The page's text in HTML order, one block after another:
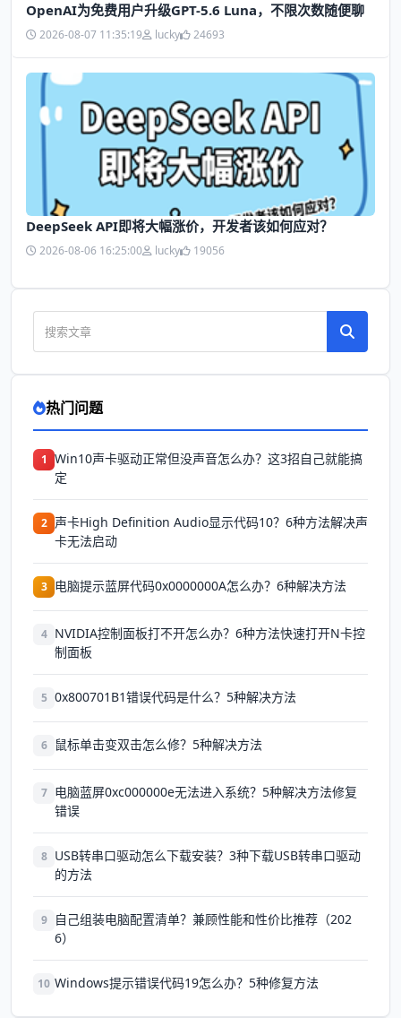
OpenAI为免费用户升级GPT-5.6 Luna，不限次数随便聊
2026-08-07 11:35:19 lucky 24693
DeepSeek API即将大幅涨价，开发者该如何应对？
2026-08-06 16:25:00 lucky 19056
热门问题
1 Win10声卡驱动正常但没声音怎么办？这3招自己就能搞
定
2 声卡High Definition Audio显示代码10？6种方法解决声
卡无法启动
3 电脑提示蓝屏代码0x0000000A怎么办？6种解决方法
4 NVIDIA控制面板打不开怎么办？6种方法快速打开N卡控
制面板
5 0x800701B1错误代码是什么？5种解决方法
6 鼠标单击变双击怎么修？5种解决方法
7 电脑蓝屏0xc000000e无法进入系统？5种解决方法修复
错误
8 USB转串口驱动怎么下载安装？3种下载USB转串口驱动
的方法
9
自己组装电脑配置清单？兼顾性能和性价比推荐（202
6）
10 Windows提示错误代码19怎么办？5种修复方法